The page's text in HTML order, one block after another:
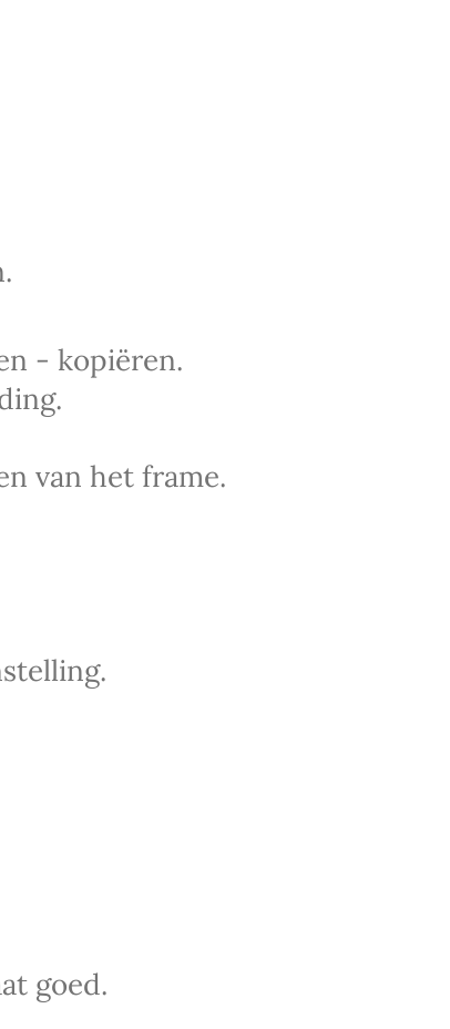
- kopiëren.
van het frame.
goed.